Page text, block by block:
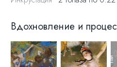
танца.
Вдохновление и